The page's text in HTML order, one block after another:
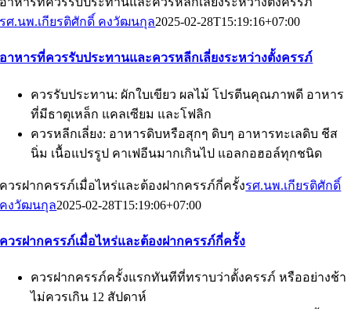
รศ.นพ.เกียรติศักดิ์ คงวัฒนกุล2025-02-28T15:19:16+07:00
อาหารที่ควรรับประทานและควรหลีกเลี่ยงระหว่างตั้งครรภ์
ควรรับประทาน: ผักใบเขียว ผลไม้ โปรตีนคุณภาพดี อาหาร
ที่มีธาตุเหล็ก แคลเซียม และโฟลิก
ควรหลีกเลี่ยง: อาหารดิบหรือสุกๆ ดิบๆ อาหารทะเลดิบ ชีส
นิ่ม เนื้อแปรรูป คาเฟอีนมากเกินไป แอลกอฮอล์ทุกชนิด
ควรฝากครรภ์เมื่อไหร่และต้องฝากครรภ์กี่ครั้งรศ.นพ.เกียรติศักดิ์
คงวัฒนกุล2025-02-28T15:19:06+07:00
ควรฝากครรภ์เมื่อไหร่และต้องฝากครรภ์กี่ครั้ง
ควรฝากครรภ์ครั้งแรกทันทีที่ทราบว่าตั้งครรภ์ หรืออย่างช้า
ไม่ควรเกิน 12 สัปดาห์